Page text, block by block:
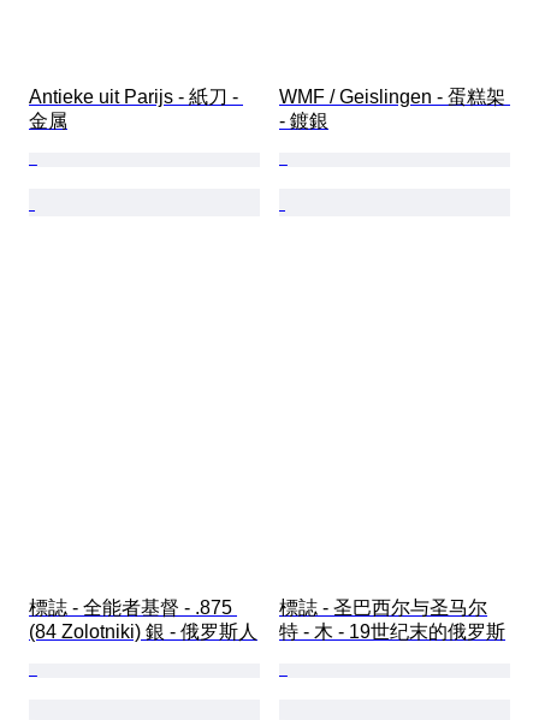
Antieke uit Parijs - 紙刀 -
金属
WMF / Geislingen - 蛋糕架
- 鍍銀
標誌 - 全能者基督 - .875
(84 Zolotniki) 銀 - 俄罗斯人
標誌 - 圣巴西尔与圣马尔
特 - 木 - 19世纪末的俄罗斯